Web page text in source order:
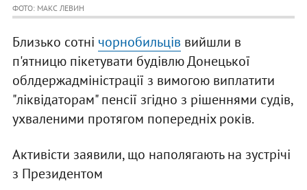
ФОТО: МАКС ЛЕВИН
Близько сотні чорнобильців вийшли в
п'ятницю пікетувати будівлю Донецької
облдержадміністрації з вимогою виплатити
"ліквідаторам" пенсії згідно з рішеннями судів,
ухваленими протягом попередніх років.
Активісти заявили, що наполягають на зустрічі
з Президентом